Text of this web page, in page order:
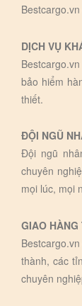
DỊCH VỤ
bảo hiểm
thiết.
ĐỘI NGŨ
Đội ngũ
chuyên
mọi lúc, mọi
GIAO HÀNG
thành, các
chuyên